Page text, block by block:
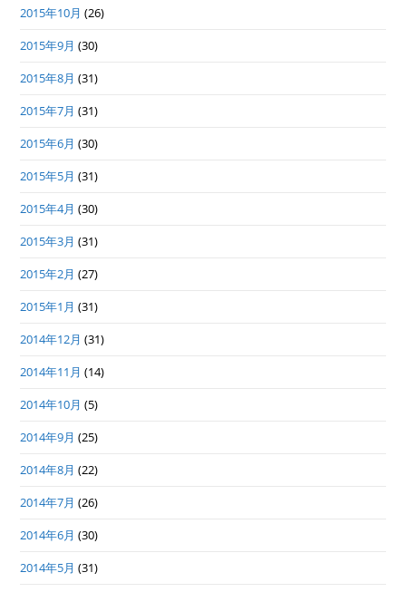
2015年10月 (26)
2015年9月 (30)
2015年8月 (31)
2015年7月 (31)
2015年6月 (30)
2015年5月 (31)
2015年4月 (30)
2015年3月 (31)
2015年2月 (27)
2015年1月 (31)
2014年12月 (31)
2014年11月 (14)
2014年10月 (5)
2014年9月 (25)
2014年8月 (22)
2014年7月 (26)
2014年6月 (30)
2014年5月 (31)